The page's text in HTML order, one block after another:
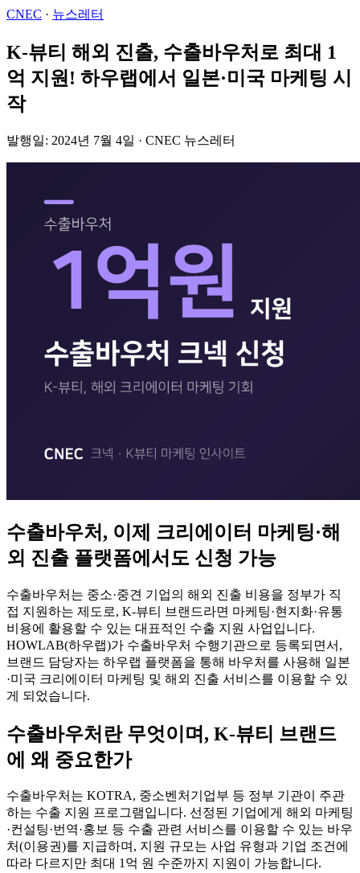
CNEC · 뉴스레터
K-뷰티 해외 진출, 수출바우처로 최대 1
억 지원! 하우랩에서 일본·미국 마케팅 시
작
발행일: 2024년 7월 4일 · CNEC 뉴스레터
수출바우처, 이제 크리에이터 마케팅·해
외 진출 플랫폼에서도 신청 가능
수출바우처는 중소·중견 기업의 해외 진출 비용을 정부가 직
접 지원하는 제도로, K-뷰티 브랜드라면 마케팅·현지화·유통
비용에 활용할 수 있는 대표적인 수출 지원 사업입니다.
HOWLAB(하우랩)가 수출바우처 수행기관으로 등록되면서,
브랜드 담당자는 하우랩 플랫폼을 통해 바우처를 사용해 일본
·미국 크리에이터 마케팅 및 해외 진출 서비스를 이용할 수 있
게 되었습니다.
수출바우처란 무엇이며, K-뷰티 브랜드
에 왜 중요한가
수출바우처는 KOTRA, 중소벤처기업부 등 정부 기관이 주관
하는 수출 지원 프로그램입니다. 선정된 기업에게 해외 마케팅
·컨설팅·번역·홍보 등 수출 관련 서비스를 이용할 수 있는 바우
처(이용권)를 지급하며, 지원 규모는 사업 유형과 기업 조건에
따라 다르지만 최대 1억 원 수준까지 지원이 가능합니다.